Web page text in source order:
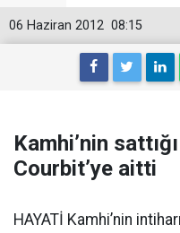
08:15
06 Haziran 2012
Kamhi’nin
Courbit’ye aitti
HAYATİ Kamhi’nin